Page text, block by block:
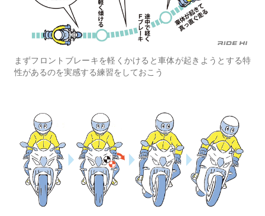
まずフロントブレーキを軽くかけると車体が起きようとする特
性があるのを実感する練習をしておこう